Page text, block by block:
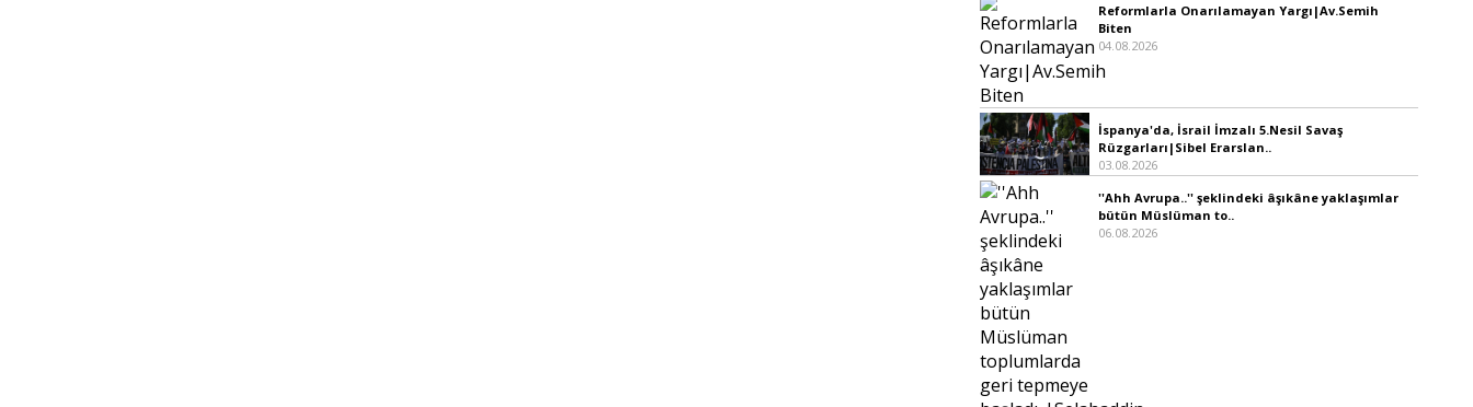
Reformlarla Onarılamayan Yargı|Av.Semih
Biten
04.08.2026
İspanya'da, İsrail İmzalı 5.Nesil Savaş
Rüzgarları|Sibel Erarslan..
03.08.2026
''Ahh Avrupa..'' şeklindeki âşıkâne yaklaşımlar
bütün Müslüman to..
06.08.2026